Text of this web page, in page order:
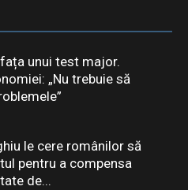
fața unui test major.
„Nu trebuie să
le cere românilor să
pentru a compensa
de...